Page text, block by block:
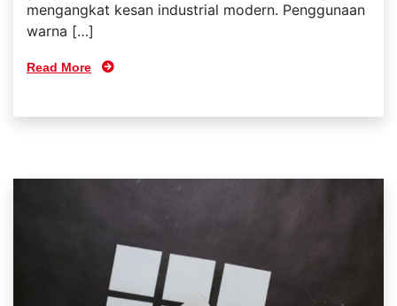
mengangkat kesan industrial modern. Penggunaan
warna […]
Read More